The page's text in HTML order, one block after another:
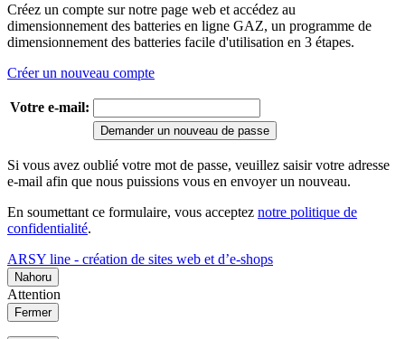
Créez un compte sur notre page web et accédez au
dimensionnement des batteries en ligne GAZ, un programme de
dimensionnement des batteries facile d'utilisation en 3 étapes.
Créer un nouveau compte
Votre e-mail:
Demander un nouveau de passe
Si vous avez oublié votre mot de passe, veuillez saisir votre adresse
e-mail afin que nous puissions vous en envoyer un nouveau.
En soumettant ce formulaire, vous acceptez notre politique de
confidentialité.
ARSY line - création de sites web et d’e-shops
Nahoru
Attention
Fermer